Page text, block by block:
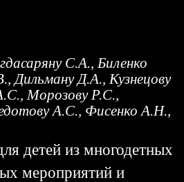
С.А., Биленко
Дильману Д.А., Кузнецову
Морозову Р.С.,
А.С., Фисенко А.Н.,
детей из многодетных
мероприятий и